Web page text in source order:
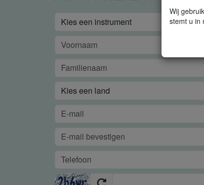
Wij
stemt u in